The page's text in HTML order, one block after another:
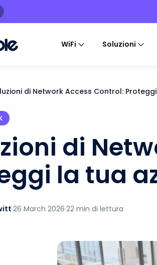
WiFi Soluzioni
di Network Access Control:
di
la tua
·26 March 2026·22 min di lettura